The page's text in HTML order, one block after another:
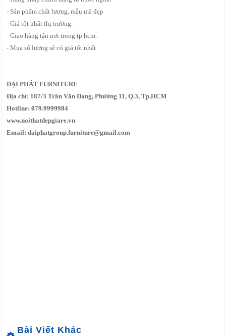
- Sản phẩm chất lượng, mẫu mã đẹp
- Giá tốt nhất thị trường.
- Giao hàng tận nơi trong tp hcm.
- Mua số lượng sẽ có giá tốt nhất
ĐẠI PHÁT FURNITURE
Địa chỉ: 187/3 Trần Văn Đang, Phường 11, Q.3, Tp.HCM
Hotline: 079.9999984
www.noithatdepgiare.vn
Email: daiphatgroup.furniture@gmail.com